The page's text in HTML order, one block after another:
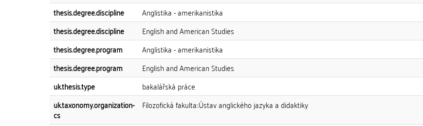
thesis.degree.discipline
Anglistika - amerikanistika
thesis.degree.discipline
English and American Studies
thesis.degree.program
Anglistika - amerikanistika
thesis.degree.program
English and American Studies
uk.thesis.type
bakalářská práce
uk.taxonomy.organization-
cs
Filozofická fakulta::Ústav anglického jazyka a didaktiky